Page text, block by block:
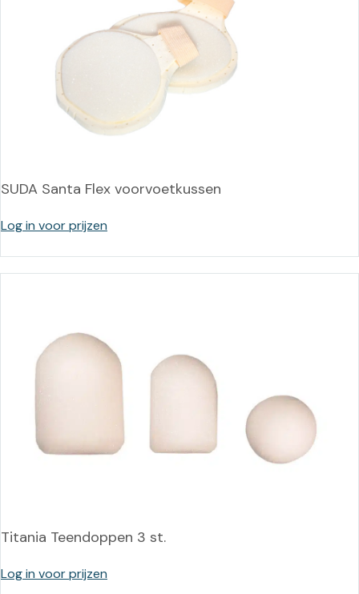
SUDA Santa Flex voorvoetkussen
Log in voor prijzen
Titania Teendoppen 3 st.
Log in voor prijzen